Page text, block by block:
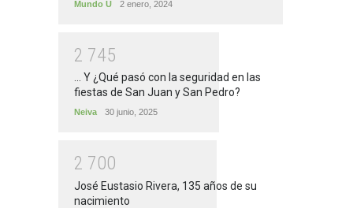
Mundo U 2 enero, 2024
2 745
... Y ¿Qué pasó con la seguridad en las
fiestas de San Juan y San Pedro?
Neiva 30 junio, 2025
2 700
José Eustasio Rivera, 135 años de su
nacimiento